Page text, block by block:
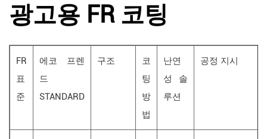
광고용 FR 코팅
FR
표
준
에코 프렌
드
STANDARD
구조
코
팅
방
법
난연
성 솔
루션
공정 지시